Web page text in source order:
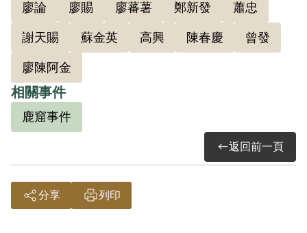
廖論 廖賜 廖蕃薯 鄭新發 蕭忠
謝天賜 蘇金英 高興 陳春慶 曾發
廖陳阿金
相關事件
鹿窟事件
返回前一頁
分享 列印